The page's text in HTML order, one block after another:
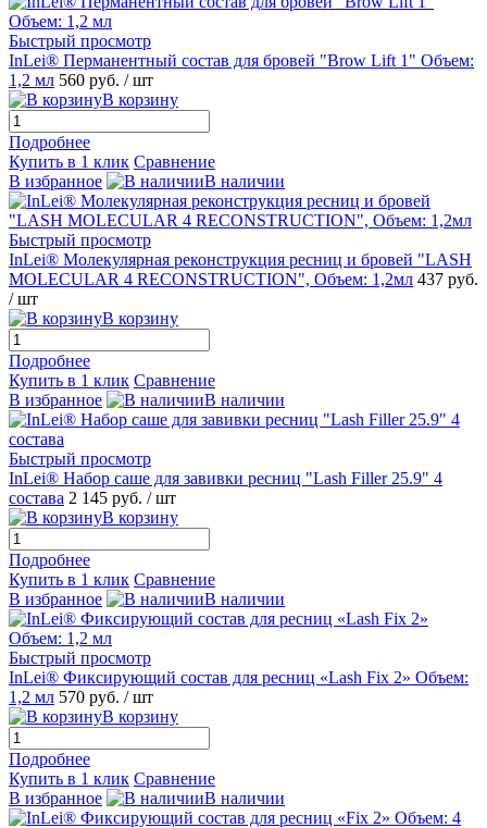
Быстрый просмотр
InLei® Перманентный состав для бровей "Brow Lift 1" Объем:
1,2 мл 560 руб. / шт
В корзину
Подробнее
Купить в 1 клик Сравнение
В избранное
В наличии
Быстрый просмотр
InLei® Молекулярная реконструкция ресниц и бровей "LASH
MOLECULAR 4 RECONSTRUCTION", Объем: 1,2мл 437 руб.
/ шт
В корзину
Подробнее
Купить в 1 клик Сравнение
В избранное
В наличии
Быстрый просмотр
InLei® Набор саше для завивки ресниц "Lash Filler 25.9" 4
состава 2 145 руб. / шт
В корзину
Подробнее
Купить в 1 клик Сравнение
В избранное
В наличии
Быстрый просмотр
InLei® Фиксирующий состав для ресниц «Lash Fix 2» Объем:
1,2 мл 570 руб. / шт
В корзину
Подробнее
Купить в 1 клик Сравнение
В избранное
В наличии